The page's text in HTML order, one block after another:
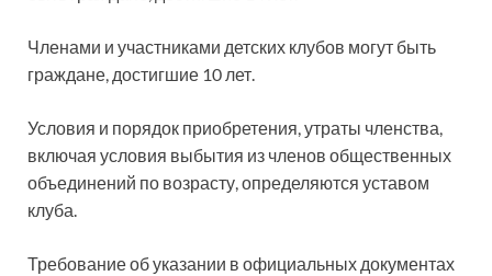
Членами и участниками детских клубов могут быть
граждане, достигшие 10 лет.
Условия и порядок приобретения, утраты членства,
включая условия выбытия из членов общественных
объединений по возрасту, определяются уставом
клуба.
Требование об указании в официальных документах